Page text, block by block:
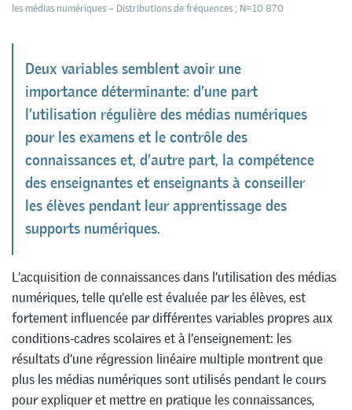
les médias numériques – Distributions de fréquences ; N=10 870
Deux variables semblent avoir une
importance déterminante: d’une part
l’utilisation régulière des médias numériques
pour les examens et le contrôle des
connaissances et, d’autre part, la compétence
des enseignantes et enseignants à conseiller
les élèves pendant leur apprentissage des
supports numériques.
L’acquisition de connaissances dans l’utilisation des médias
numériques, telle qu’elle est évaluée par les élèves, est
fortement influencée par différentes variables propres aux
conditions-cadres scolaires et à l’enseignement: les
résultats d’une régression linéaire multiple montrent que
plus les médias numériques sont utilisés pendant le cours
pour expliquer et mettre en pratique les connaissances,